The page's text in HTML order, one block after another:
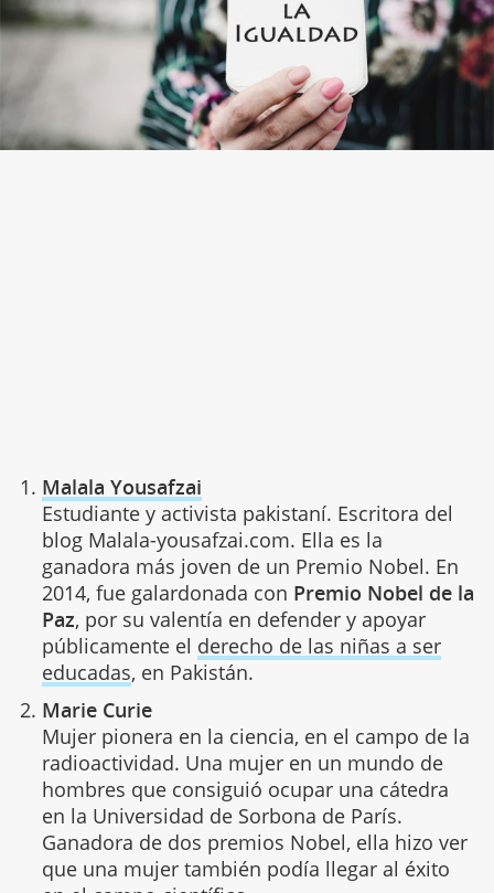
Malala Yousafzai
Estudiante y activista pakistaní. Escritora del
blog Malala-yousafzai.com. Ella es la
ganadora más joven de un Premio Nobel. En
2014, fue galardonada con Premio Nobel de la
Paz, por su valentía en defender y apoyar
públicamente el derecho de las niñas a ser
educadas, en Pakistán.
Marie Curie
Mujer pionera en la ciencia, en el campo de la
radioactividad. Una mujer en un mundo de
hombres que consiguió ocupar una cátedra
en la Universidad de Sorbona de París.
Ganadora de dos premios Nobel, ella hizo ver
que una mujer también podía llegar al éxito